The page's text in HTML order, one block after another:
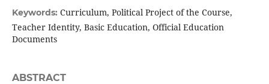
Keywords: Curriculum, Political Project of the Course,
Teacher Identity, Basic Education, Official Education
Documents
ABSTRACT